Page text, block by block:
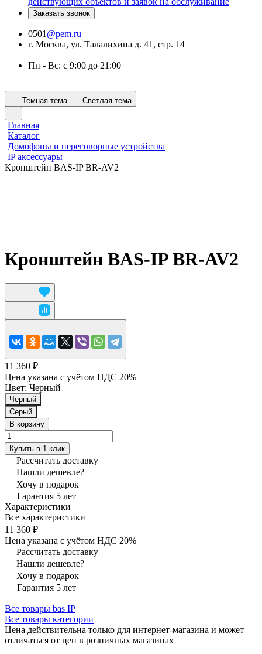
Заказать звонок
0501 @pem.ru
г. Москва, ул. Талалихина д. 41, стр. 14
Пн - Вс: с 9:00 до 21:00
Темная тема Светлая тема
Главная
Каталог
Домофоны и переговорные устройства
IP аксессуары
Кронштейн BAS-IP BR-AV2
Кронштейн BAS-IP BR-AV2
11 360 ₽
Цена указана с учётом НДС 20%
Цвет: Черный
Черный
Серый
В корзину
Купить в 1 клик
Рассчитать доставку
Нашли дешевле?
Хочу в подарок
Гарантия 5 лет
Характеристики
Все характеристики
11 360 ₽
Цена указана с учётом НДС 20%
Рассчитать доставку
Нашли дешевле?
Хочу в подарок
Гарантия 5 лет
Все товары bas IP
Все товары категории
Цена действительна только для интернет-магазина и может
отличаться от цен в розничных магазинах